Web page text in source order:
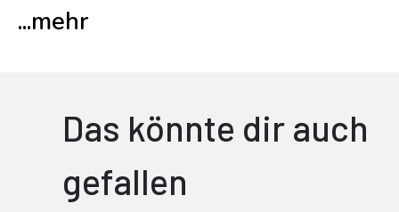
...mehr
Das könnte dir auch
gefallen